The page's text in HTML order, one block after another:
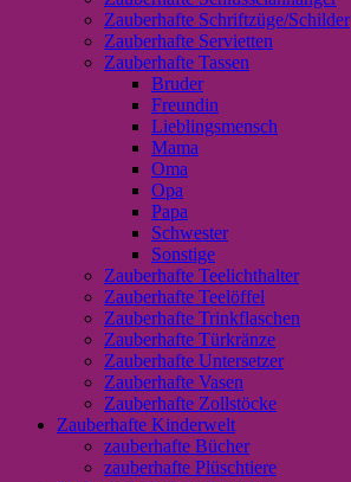
Zauberhafte Schriftzüge/Schilder
Zauberhafte Servietten
Zauberhafte Tassen
Bruder
Freundin
Lieblingsmensch
Mama
Oma
Opa
Papa
Schwester
Sonstige
Zauberhafte Teelichthalter
Zauberhafte Teelöffel
Zauberhafte Trinkflaschen
Zauberhafte Türkränze
Zauberhafte Untersetzer
Zauberhafte Vasen
Zauberhafte Zollstöcke
Zauberhafte Kinderwelt
zauberhafte Bücher
zauberhafte Plüschtiere